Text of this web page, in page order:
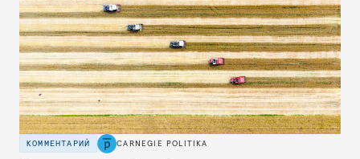
КОММЕНТАРИЙ CARNEGIE POLITIKA